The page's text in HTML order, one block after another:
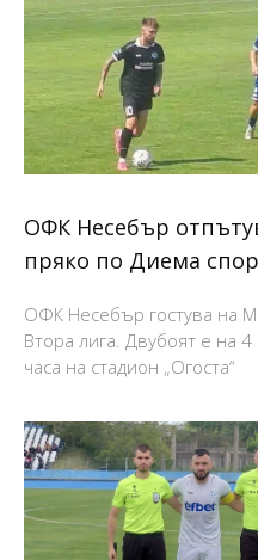
ОФК Несебър
пряко по Диема
ОФК Несебър гостува на
Втора лига. Двубоят е на
часа на стадион „Огоста“